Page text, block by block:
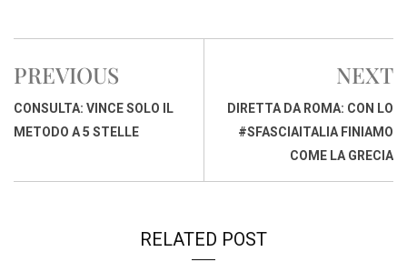
c
b
o
o
a
s
A
p
n
d
I
r
d
a
p
i
i
PREVIOUS
CONSULTA: VINCE SOLO IL
METODO A 5 STELLE
NEXT
DIRETTA DA ROMA: CON LO
#SFASCIAITALIA FINIAMO
COME LA GRECIA
RELATED POST